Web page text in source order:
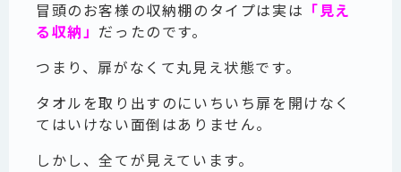
冒頭のお客様の収納棚のタイプは実は 「見え
る収納」 だったのです。
つまり、扉がなくて丸見え状態です。
タオルを取り出すのにいちいち扉を開けなく
てはいけない面倒はありません。
しかし、全てが見えています。